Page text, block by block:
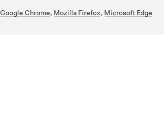
Google Chrome, Mozilla Firefox, Microsoft Edge